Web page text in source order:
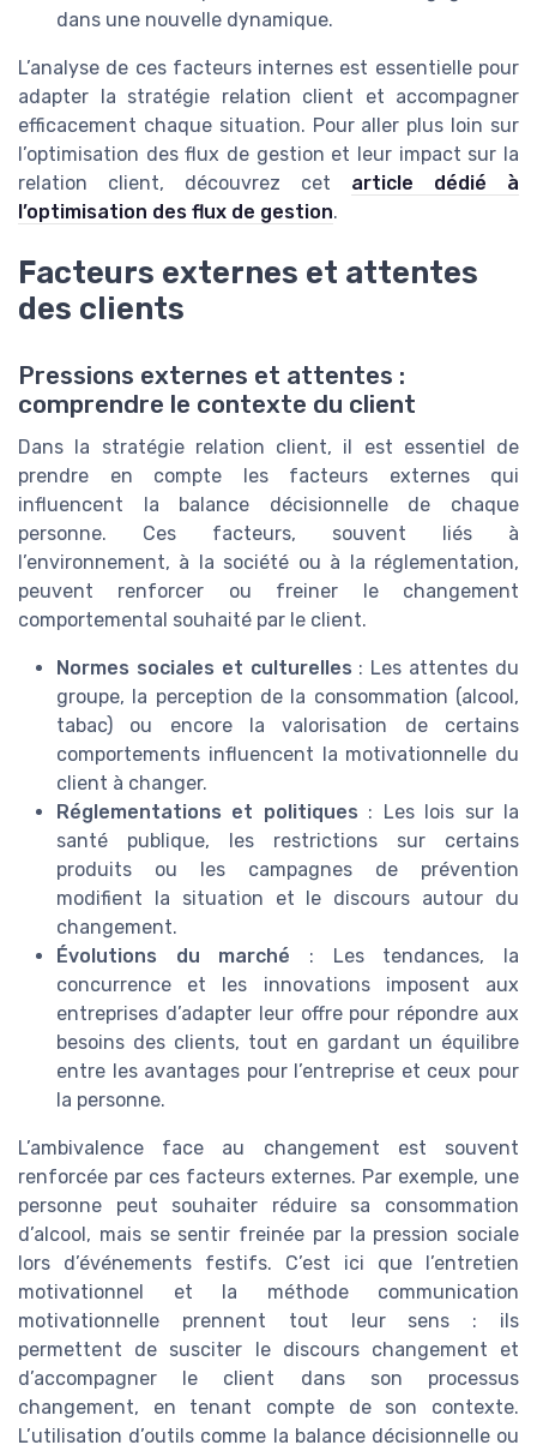
dans une nouvelle dynamique.
L’analyse de ces facteurs internes est essentielle pour
adapter la stratégie relation client et accompagner
efficacement chaque situation. Pour aller plus loin sur
l’optimisation des flux de gestion et leur impact sur la
relation client, découvrez cet article dédié à
l’optimisation des flux de gestion.
Facteurs externes et attentes
des clients
Pressions externes et attentes :
comprendre le contexte du client
Dans la stratégie relation client, il est essentiel de
prendre en compte les facteurs externes qui
influencent la balance décisionnelle de chaque
personne. Ces facteurs, souvent liés à
l’environnement, à la société ou à la réglementation,
peuvent renforcer ou freiner le changement
comportemental souhaité par le client.
Normes sociales et culturelles : Les attentes du
groupe, la perception de la consommation (alcool,
tabac) ou encore la valorisation de certains
comportements influencent la motivationnelle du
client à changer.
Réglementations et politiques : Les lois sur la
santé publique, les restrictions sur certains
produits ou les campagnes de prévention
modifient la situation et le discours autour du
changement.
Évolutions du marché : Les tendances, la
concurrence et les innovations imposent aux
entreprises d’adapter leur offre pour répondre aux
besoins des clients, tout en gardant un équilibre
entre les avantages pour l’entreprise et ceux pour
la personne.
L’ambivalence face au changement est souvent
renforcée par ces facteurs externes. Par exemple, une
personne peut souhaiter réduire sa consommation
d’alcool, mais se sentir freinée par la pression sociale
lors d’événements festifs. C’est ici que l’entretien
motivationnel et la méthode communication
motivationnelle prennent tout leur sens : ils
permettent de susciter le discours changement et
d’accompagner le client dans son processus
changement, en tenant compte de son contexte.
L’utilisation d’outils comme la balance décisionnelle ou